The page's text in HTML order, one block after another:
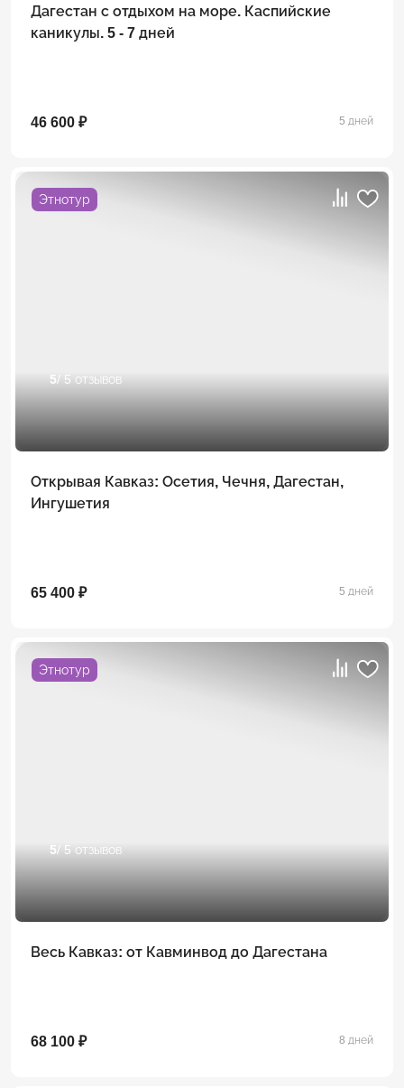
Дагестан с отдыхом на море. Каспийские
каникулы. 5 - 7 дней
46 600 ₽ 5 дней
Этнотур
5/ 5 отзывов
Открывая Кавказ: Осетия, Чечня, Дагестан,
Ингушетия
65 400 ₽ 5 дней
Этнотур
5/ 5 отзывов
Весь Кавказ: от Кавминвод до Дагестана
68 100 ₽ 8 дней